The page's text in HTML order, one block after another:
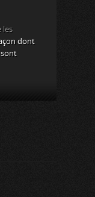
les
dont
sont